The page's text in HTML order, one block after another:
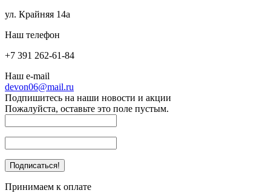
ул. Крайняя 14а
Наш телефон
+7 391 262-61-84
Наш e-mail
devon06@mail.ru
Подпишитесь на наши новости и акции
Пожалуйста, оставьте это поле пустым.
Принимаем к оплате